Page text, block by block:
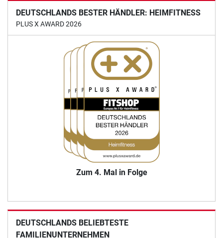
DEUTSCHLANDS BESTER HÄNDLER: HEIMFITNESS
PLUS X AWARD 2026
Zum 4. Mal in Folge
DEUTSCHLANDS BELIEBTESTE
FAMILIENUNTERNEHMEN